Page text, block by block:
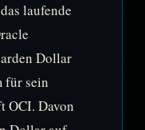
laufende
Dollar
für sein
OCI. Davon